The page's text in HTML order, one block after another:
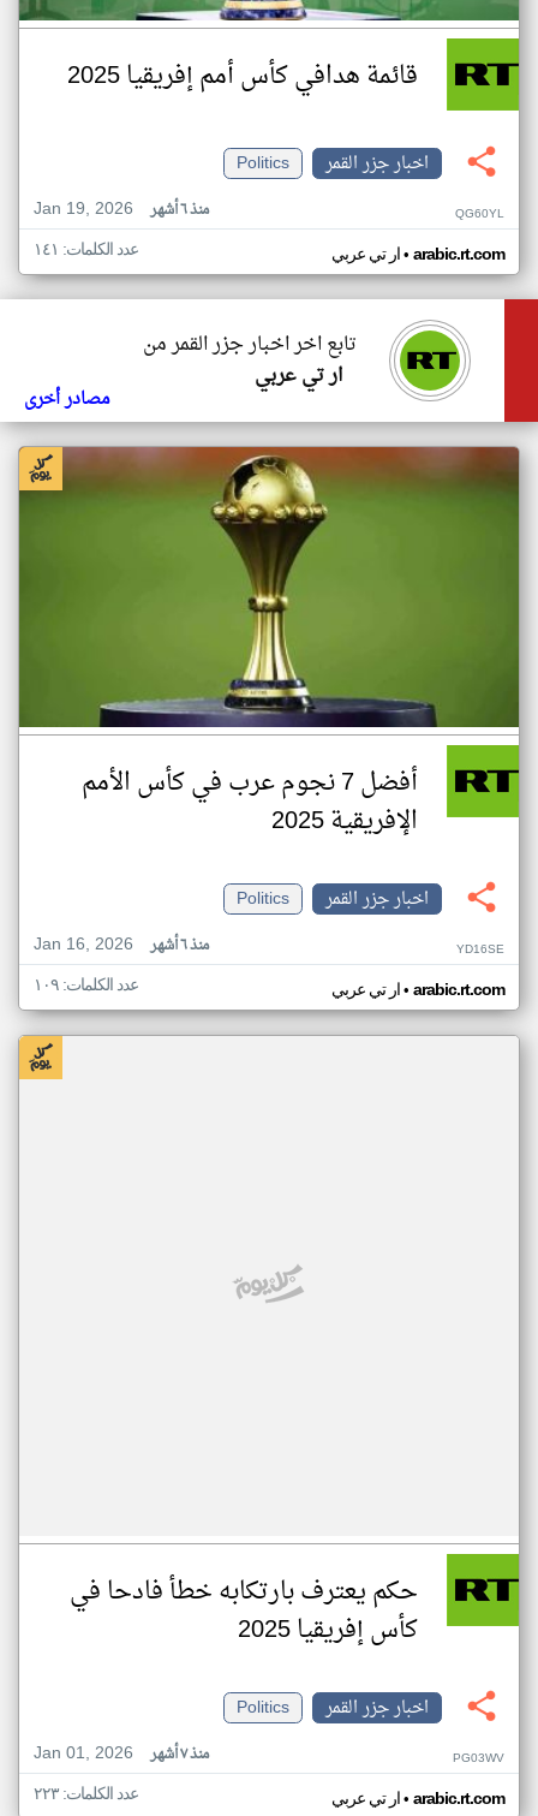
قائمة هدافي كأس أمم إفريقيا 2025
اخبار جزر القمر
Politics
Jan 19, 2026
منذ ٦ أشهر QG60YL
ار تي عربي• arabic.rt.com عدد الكلمات: ١٤١
تابع اخر اخبار جزر القمر من
ار تي عربي
مصادر أخرى
أفضل 7 نجوم عرب في كأس الأمم
الإفريقية 2025
اخبار جزر القمر
Politics
Jan 16, 2026
منذ ٦ أشهر YD16SE
ار تي عربي• arabic.rt.com عدد الكلمات: ١٠٩
حكم يعترف بارتكابه خطأ فادحا في
كأس إفريقيا 2025
اخبار جزر القمر
Politics
Jan 01, 2026
منذ ٧ أشهر PG03WV
ار تي عربي• arabic.rt.com عدد الكلمات: ٢٢٣